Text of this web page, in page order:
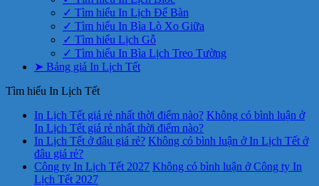
✓ Tìm hiểu In Lịch Để Bàn
✓ Tìm hiểu In Bìa Lò Xo Giữa
✓ Tìm hiểu Lịch Gỗ
✓ Tìm hiểu In Bìa Lịch Treo Tường
➤ Bảng giá In Lịch Tết
Tìm hiểu In Lịch Tết
In Lịch Tết giá rẻ nhất thời điểm nào? Không có bình luận ở
In Lịch Tết giá rẻ nhất thời điểm nào?
In Lịch Tết ở đâu giá rẻ? Không có bình luận ở In Lịch Tết ở
đâu giá rẻ?
Công ty In Lịch Tết 2027 Không có bình luận ở Công ty In
Lịch Tết 2027